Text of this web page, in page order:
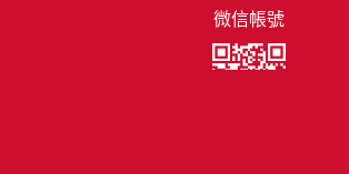
微信帳號